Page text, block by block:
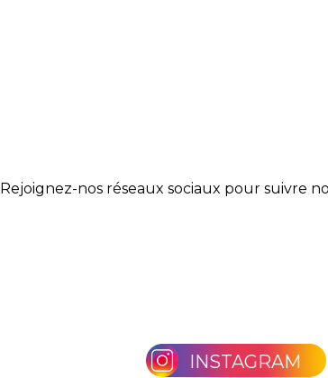
Rejoignez-nos réseaux sociaux pour suivre
INSTAGRAM